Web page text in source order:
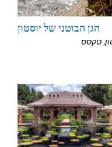
הגן הבוטני של יוסטון
טקסס